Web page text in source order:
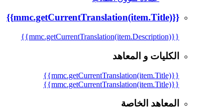
{{mmc.getCurrentTranslation(item.Title)}}
{{mmc.getCurrentTranslation(item.Description)}}
الكليات و المعاهد
{{mmc.getCurrentTranslation(item.Title)}}
{{mmc.getCurrentTranslation(item.Title)}}
المعاهد الخاصة